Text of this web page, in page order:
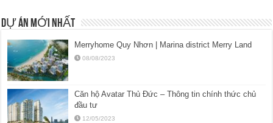
DỰ ÁN MỚI NHẤT
Merryhome Quy Nhơn | Marina district Merry Land
08/08/2023
Căn hộ Avatar Thủ Đức – Thông tin chính thức chủ
đầu tư
12/05/2023